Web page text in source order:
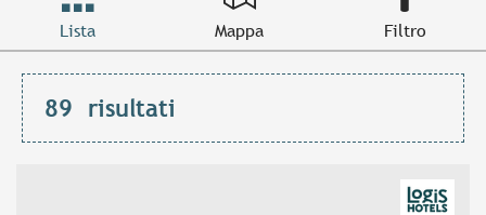
Lista Mappa Filtro
89 risultati